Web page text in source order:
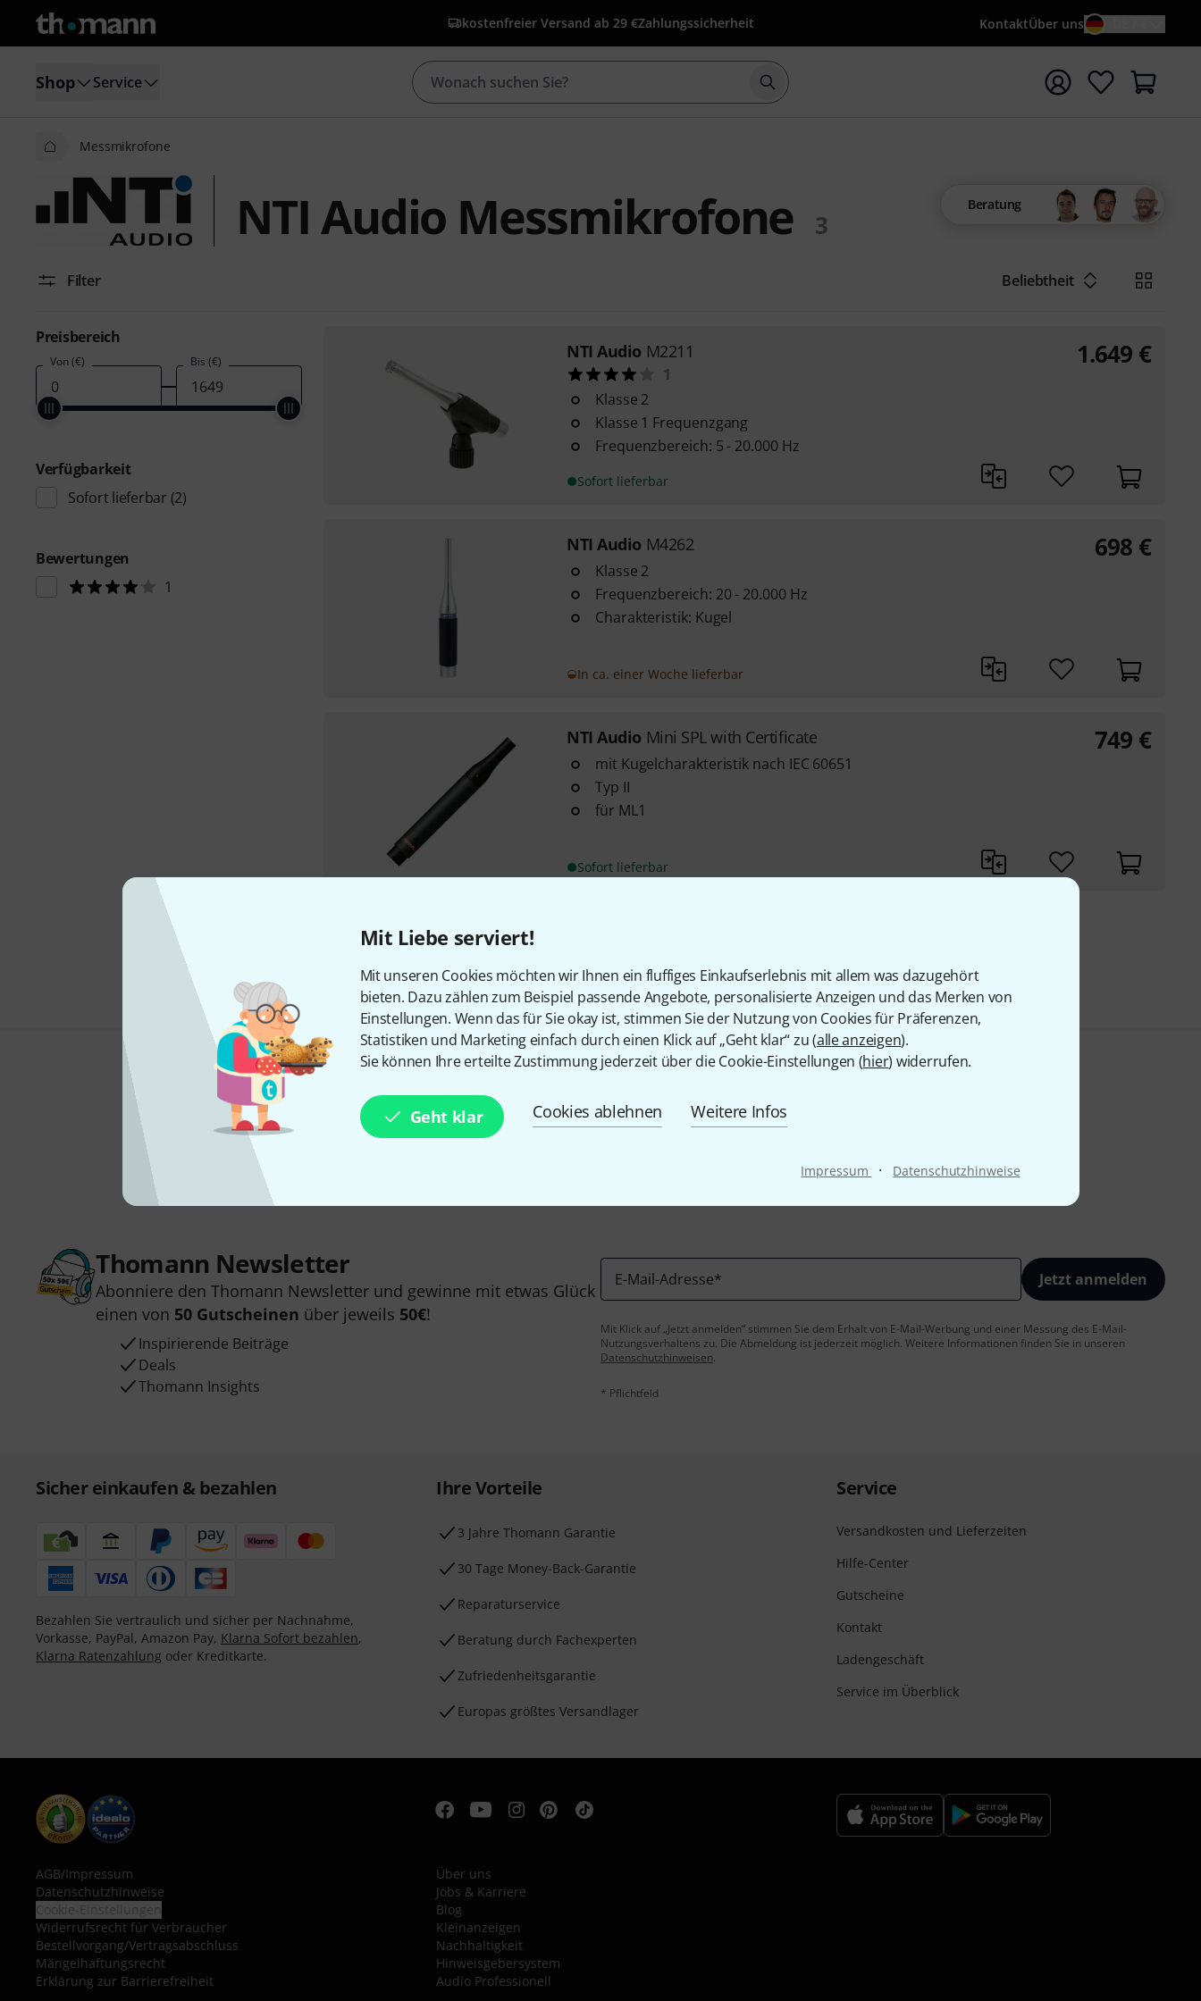
Mit Liebe serviert!
Mit unseren Cookies möchten wir Ihnen ein fluffiges Einkaufserlebnis mit allem was dazugehört
bieten. Dazu zählen zum Beispiel passende Angebote, personalisierte Anzeigen und das Merken von
Einstellungen. Wenn das für Sie okay ist, stimmen Sie der Nutzung von Cookies für Präferenzen,
Statistiken und Marketing einfach durch einen Klick auf „Geht klar“ zu (alle anzeigen).
Sie können Ihre erteilte Zustimmung jederzeit über die Cookie-Einstellungen (hier) widerrufen.
Geht klar Cookies ablehnen Weitere Infos
Impressum · Datenschutzhinweise
kostenfreier Versand ab 29 €Zahlungssicherheit KontaktÜber uns
Shop Service Suche mit Suchwort {searchTerm} starten
Messmikrofone
NTI Audio Messmikrofone 3
Beratung
Filter Beliebtheit
Preisbereich
Von (€) Bis (€)
Verfügbarkeit
Sofort lieferbar (2)
Bewertungen
1
NTI Audio M2211
1
Klasse 2
Klasse 1 Frequenzgang
Frequenzbereich: 5 - 20.000 Hz
Sofort lieferbar
1.649 €
NTI Audio M4262
Klasse 2
Frequenzbereich: 20 - 20.000 Hz
Charakteristik: Kugel
In ca. einer Woche lieferbar
698 €
NTI Audio Mini SPL with Certificate
mit Kugelcharakteristik nach IEC 60651
Typ II
für ML1
Sofort lieferbar
749 €
Gefällt Ihnen, was Sie sehen?
Teilen Hilfe & Feedback
Thomann Newsletter
Abonniere den Thomann Newsletter und gewinne mit etwas Glück
einen von 50 Gutscheinen über jeweils 50€!
Inspirierende Beiträge
Deals
Thomann Insights
E-Mail-Adresse* Jetzt anmelden
Mit Klick auf „Jetzt anmelden“ stimmen Sie dem Erhalt von E-Mail-Werbung und einer Messung des E-Mail-
Nutzungsverhaltens zu. Die Abmeldung ist jederzeit möglich. Weitere Informationen finden Sie in unseren
Datenschutzhinweisen.
* Pflichtfeld
Sicher einkaufen & bezahlen
Bezahlen Sie vertraulich und sicher per Nachnahme,
Vorkasse, PayPal, Amazon Pay, Klarna Sofort bezahlen,
Klarna Ratenzahlung oder Kreditkarte.
Ihre Vorteile
3 Jahre Thomann Garantie
30 Tage Money-Back-Garantie
Reparaturservice
Beratung durch Fachexperten
Zufriedenheitsgarantie
Europas größtes Versandlager
Service
Versandkosten und Lieferzeiten
Hilfe-Center
Gutscheine
Kontakt
Ladengeschäft
Service im Überblick
AGB/Impressum
Datenschutzhinweise
Widerrufsrecht für Verbraucher
Bestellvorgang/Vertragsabschluss
Mängelhaftungsrecht
Erklärung zur Barrierefreiheit
Über uns
Jobs & Karriere
Blog
Kleinanzeigen
Nachhaltigkeit
Hinweisgebersystem
Audio Professionell